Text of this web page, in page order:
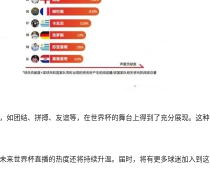
如团结、拼搏、友谊等，在世界杯的舞台上得到了充分展现。这种
来世界杯直播的热度还将持续升温。届时，将有更多球迷加入到这